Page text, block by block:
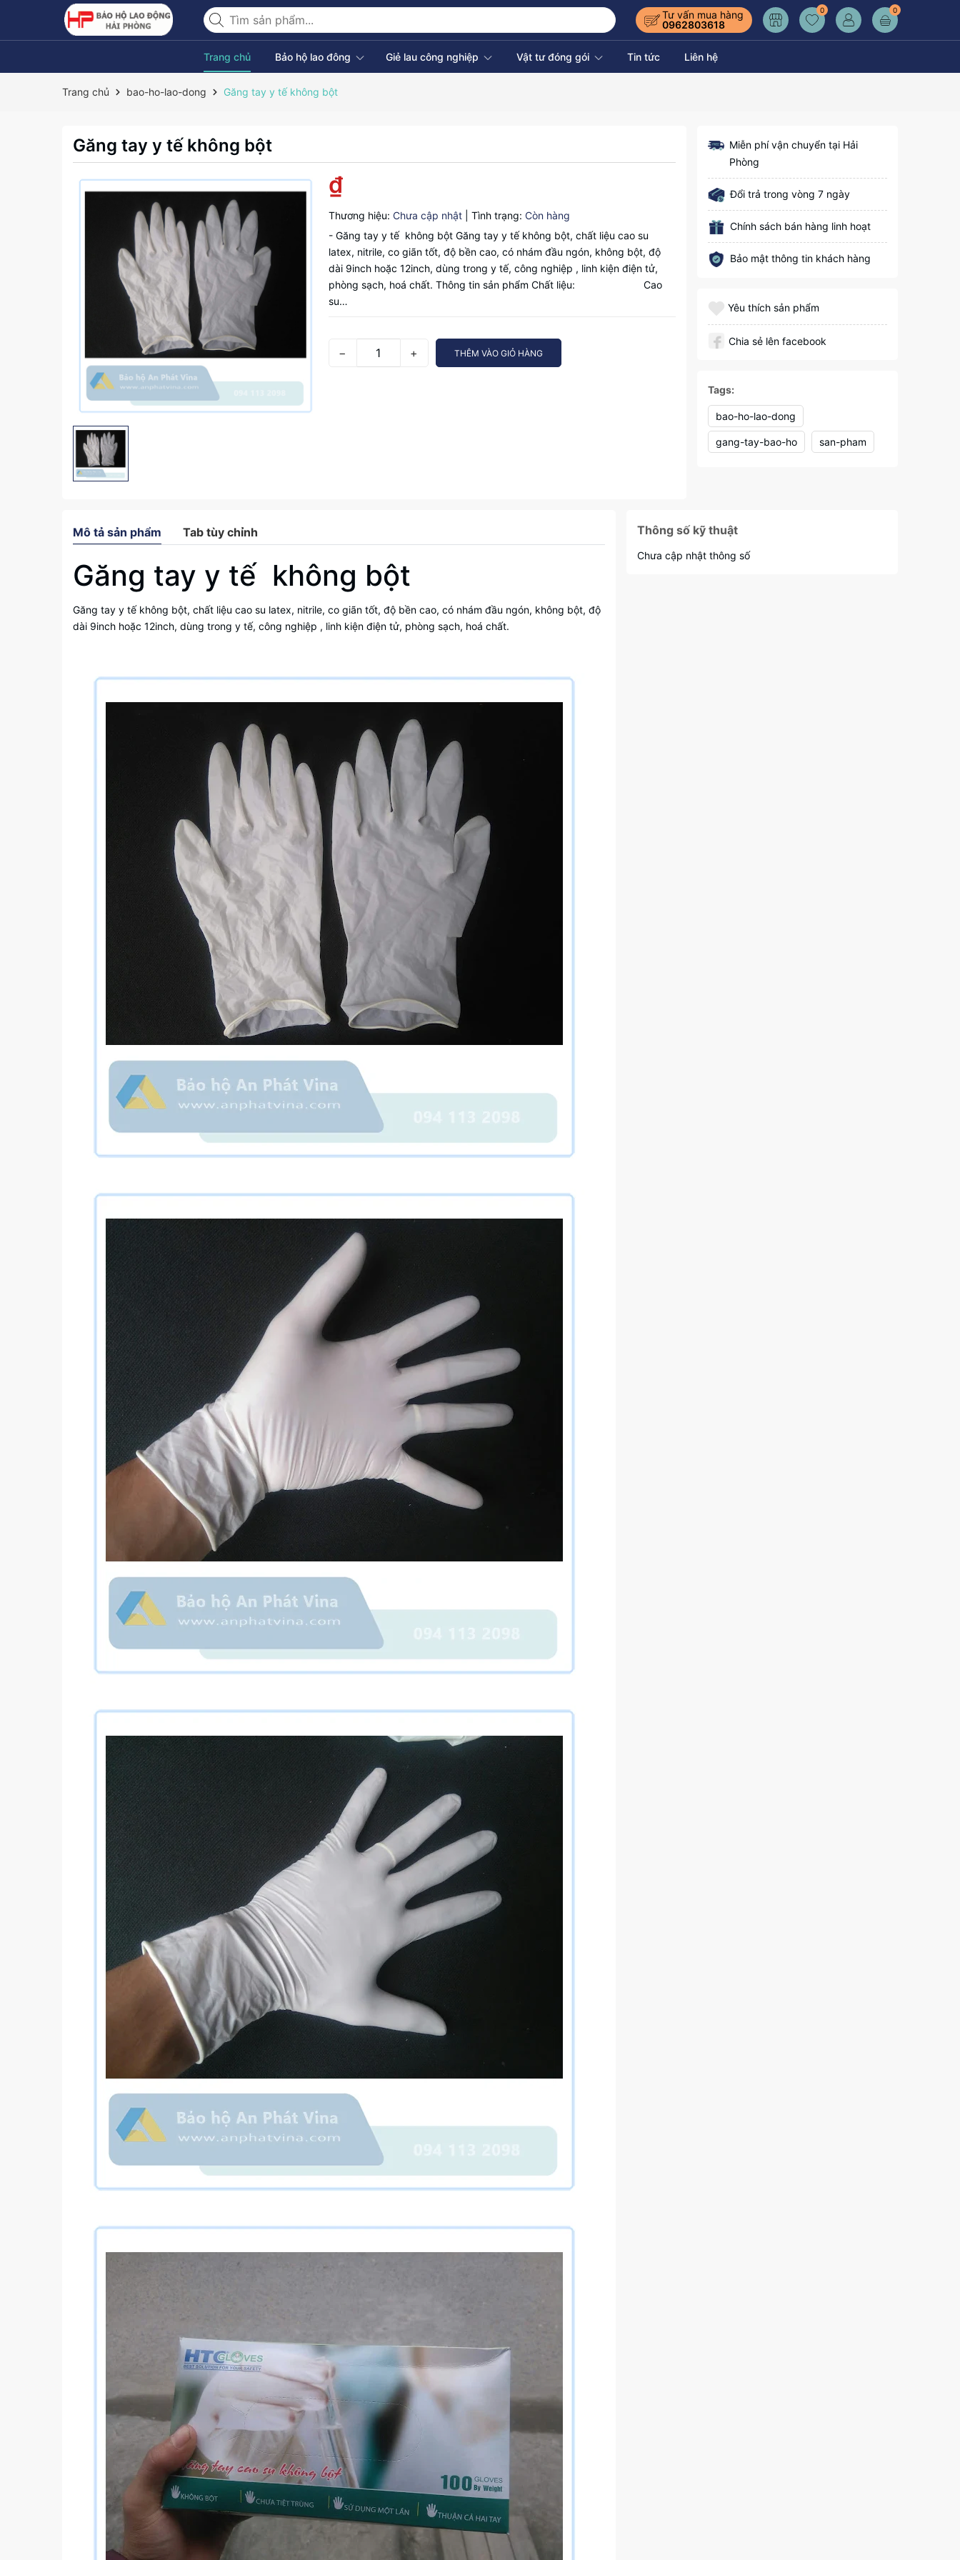
Tư vấn mua hàng
0962803618
0 0
Trang chủ Bảo hộ lao đông Giẻ lau công nghiệp Vật tư đóng gói Tin tức Liên hệ
Trang chủ bao-ho-lao-dong Găng tay y tế không bột
Găng tay y tế không bột
₫
Thương hiệu: Chưa cập nhật Tình trạng: Còn hàng
- Găng tay y tế không bột Găng tay y tế không bột, chất liệu cao su
latex, nitrile, co giãn tốt, độ bền cao, có nhám đầu ngón, không bột, độ
dài 9inch hoặc 12inch, dùng trong y tế, công nghiệp , linh kiện điện tử,
phòng sạch, hoá chất. Thông tin sản phẩm Chất liệu: Cao
su…
− + THÊM VÀO GIỎ HÀNG
Miễn phí vận chuyển tại Hải
Phòng
Đổi trả trong vòng 7 ngày
Chính sách bán hàng linh hoạt
Bảo mật thông tin khách hàng
Yêu thích sản phẩm
Chia sẻ lên facebook
Tags:
bao-ho-lao-dong
gang-tay-bao-ho san-pham
Mô tả sản phẩm Tab tùy chỉnh
Găng tay y tế không bột
Găng tay y tếkhông bột, chất liệu cao su latex, nitrile, co giãn tốt, độ bền cao, có nhám đầu ngón, không bột, độ
dài 9inch hoặc 12inch, dùng trong y tế, công nghiệp , linh kiện điện tử, phòng sạch, hoá chất.
Thông số kỹ thuật
Chưa cập nhật thông số